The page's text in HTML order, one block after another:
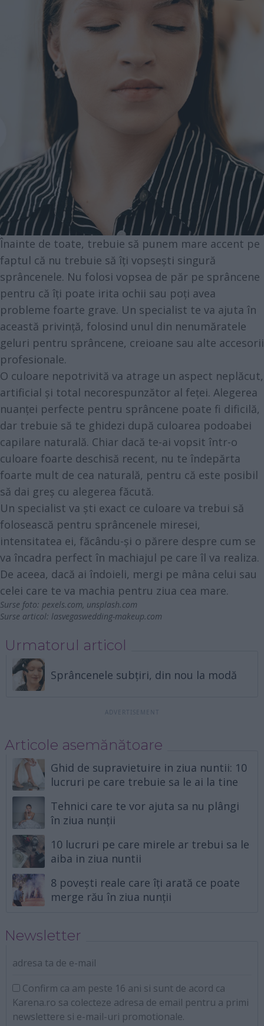
Înainte de toate, trebuie să punem mare accent pe
faptul că nu trebuie să îți vopsești singură
sprâncenele. Nu folosi vopsea de păr pe sprâncene
pentru că îți poate irita ochii sau poți avea
probleme foarte grave. Un specialist te va ajuta în
această privință, folosind unul din nenumăratele
geluri pentru sprâncene, creioane sau alte accesorii
profesionale.
O culoare nepotrivită va atrage un aspect neplăcut,
artificial și total necorespunzător al feței. Alegerea
nuanței perfecte pentru sprâncene poate fi dificilă,
dar trebuie să te ghidezi după culoarea podoabei
capilare naturală. Chiar dacă te-ai vopsit într-o
culoare foarte deschisă recent, nu te îndepărta
foarte mult de cea naturală, pentru că este posibil
să dai greș cu alegerea făcută.
Un specialist va ști exact ce culoare va trebui să
folosească pentru sprâncenele miresei,
intensitatea ei, făcându-și o părere despre cum se
va încadra perfect în machiajul pe care îl va realiza.
De aceea, dacă ai îndoieli, mergi pe mâna celui sau
celei care te va machia pentru ziua cea mare.
Surse foto: pexels.com, unsplash.com
Surse articol: lasvegaswedding-makeup.com
Urmatorul articol
Sprâncenele subțiri, din nou la modă
Articole asemănătoare
Ghid de supravietuire in ziua nuntii: 10
lucruri pe care trebuie sa le ai la tine
Tehnici care te vor ajuta sa nu plângi
în ziua nunții
10 lucruri pe care mirele ar trebui sa le
aiba in ziua nuntii
8 povești reale care îți arată ce poate
merge rău în ziua nunții
Newsletter
adresa ta de e-mail
Confirm ca am peste 16 ani si sunt de acord ca
Karena.ro sa colecteze adresa de email pentru a primi
newslettere si e-mail-uri promotionale.